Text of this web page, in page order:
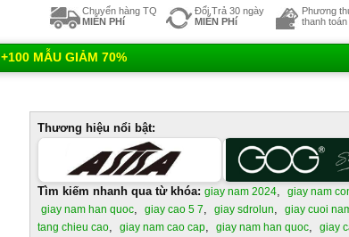
Chuyển hàng TQ
MIỄN PHí
Đổi,Trả 30 ngày
MIỄN PHí
Phương
thanh toán
+100 MẪU GIẢM 70%
Thương hiệu nổi bật:
Tìm kiếm nhanh qua từ khóa: giay nam 2024 giay nam
giay nam han quoc giay cao 5 7 giay sdrolun giay cuoi
tang chieu cao
giay nam cao cap giay nam han quoc giay